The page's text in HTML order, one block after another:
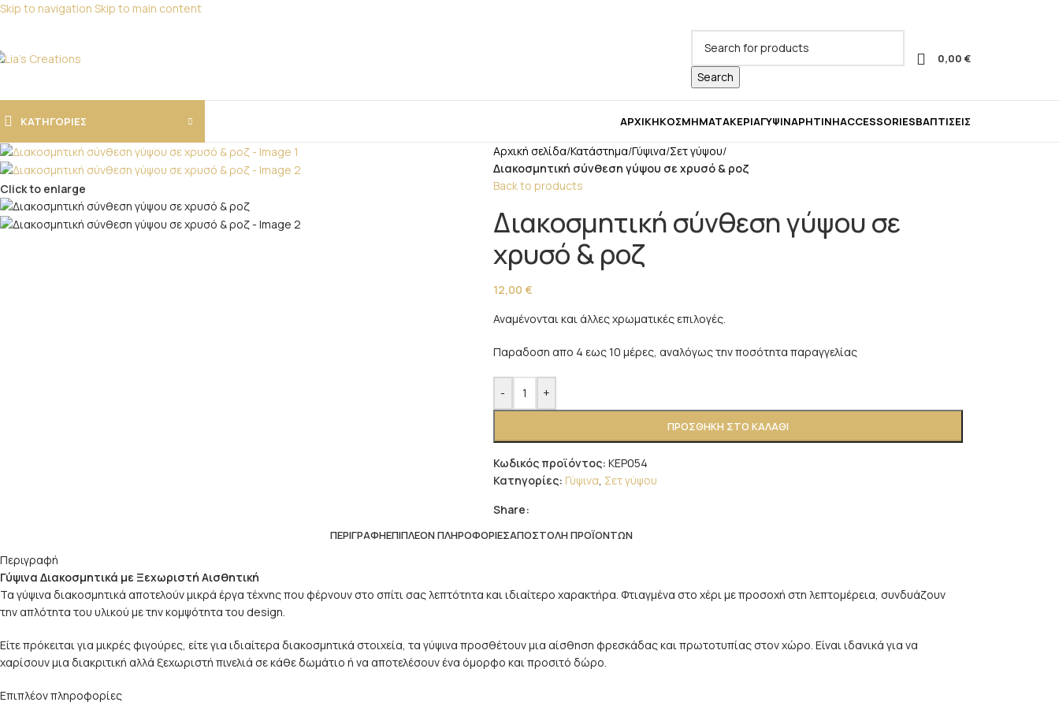
Skip to navigation Skip to main content
Search
0,00 €
ΚΑΤΗΓΟΡΙΕΣ ΑΡΧΙΚΉΚΟΣΜΉΜΑΤΑΚΕΡΙΆΓΎΨΙΝΑΡΗΤΊΝΗACCESSORIESΒΑΠΤΊΣΕΙΣ
Click to enlarge
Αρχική σελίδα/Κατάστημα/Γύψινα/Σετ γύψου/
Διακοσμητική σύνθεση γύψου σε χρυσό & ροζ
Back to products
Διακοσμητική σύνθεση γύψου σε
χρυσό & ροζ
12,00 €
Αναμένονται και άλλες χρωματικές επιλογές.
Παραδοση απο 4 εως 10 μέρες, αναλόγως την ποσότητα παραγγελίας
- +
ΠΡΟΣΘΉΚΗ ΣΤΟ ΚΑΛΆΘΙ
Κωδικός προϊόντος: ΚΕΡ054
Κατηγορίες: Γύψινα, Σετ γύψου
Share:
ΠΕΡΙΓΡΑΦΉΕΠΙΠΛΈΟΝ ΠΛΗΡΟΦΟΡΊΕΣΑΠΟΣΤΟΛΉ ΠΡΟΪΌΝΤΩΝ
Περιγραφή
Γύψινα Διακοσμητικά με Ξεχωριστή Αισθητική
Τα γύψινα διακοσμητικά αποτελούν μικρά έργα τέχνης που φέρνουν στο σπίτι σας λεπτότητα και ιδιαίτερο χαρακτήρα. Φτιαγμένα στο χέρι με προσοχή στη λεπτομέρεια, συνδυάζουν
την απλότητα του υλικού με την κομψότητα του design.
Είτε πρόκειται για μικρές φιγούρες, είτε για ιδιαίτερα διακοσμητικά στοιχεία, τα γύψινα προσθέτουν μια αίσθηση φρεσκάδας και πρωτοτυπίας στον χώρο. Είναι ιδανικά για να
χαρίσουν μια διακριτική αλλά ξεχωριστή πινελιά σε κάθε δωμάτιο ή να αποτελέσουν ένα όμορφο και προσιτό δώρο.
Επιπλέον πληροφορίες